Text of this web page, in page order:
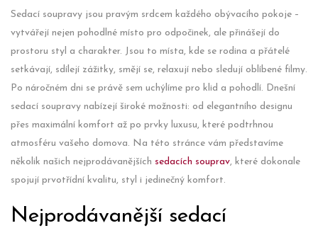
Sedací soupravy jsou pravým srdcem každého obývacího pokoje –
vytvářejí nejen pohodlné místo pro odpočinek, ale přinášejí do
prostoru styl a charakter. Jsou to místa, kde se rodina a přátelé
setkávají, sdílejí zážitky, smějí se, relaxují nebo sledují oblíbené filmy.
Po náročném dni se právě sem uchýlíme pro klid a pohodlí. Dnešní
sedací soupravy nabízejí široké možnosti: od elegantního designu
přes maximální komfort až po prvky luxusu, které podtrhnou
atmosféru vašeho domova. Na této stránce vám představíme
několik našich nejprodávanějších sedacích souprav, které dokonale
spojují prvotřídní kvalitu, styl i jedinečný komfort.
Nejprodávanější sedací